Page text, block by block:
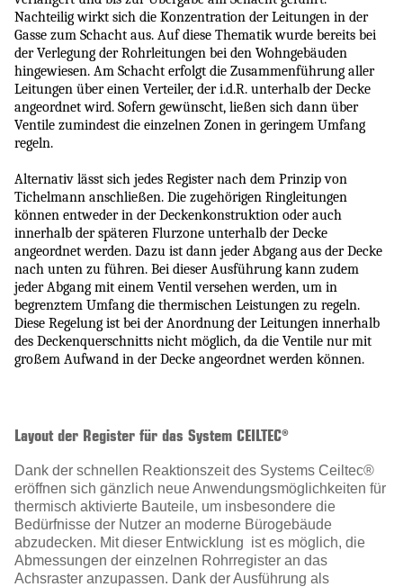
Nachteilig wirkt sich die Konzentration der Leitungen in der
Gasse zum Schacht aus. Auf diese Thematik wurde bereits bei
der Verlegung der Rohrleitungen bei den Wohngebäuden
hingewiesen. Am Schacht erfolgt die Zusammenführung aller
Leitungen über einen Verteiler, der i.d.R. unterhalb der Decke
angeordnet wird. Sofern gewünscht, ließen sich dann über
Ventile zumindest die einzelnen Zonen in geringem Umfang
regeln.
Alternativ lässt sich jedes Register nach dem Prinzip von
Tichelmann anschließen. Die zugehörigen Ringleitungen
können entweder in der Deckenkonstruktion oder auch
innerhalb der späteren Flurzone unterhalb der Decke
angeordnet werden. Dazu ist dann jeder Abgang aus der Decke
nach unten zu führen. Bei dieser Ausführung kann zudem
jeder Abgang mit einem Ventil versehen werden, um in
begrenztem Umfang die thermischen Leistungen zu regeln.
Diese Regelung ist bei der Anordnung der Leitungen innerhalb
des Deckenquerschnitts nicht möglich, da die Ventile nur mit
großem Aufwand in der Decke angeordnet werden können.
Layout der Register für das System CEILTEC®
Dank der schnellen Reaktionszeit des Systems Ceiltec®
eröffnen sich gänzlich neue Anwendungsmöglichkeiten für
thermisch aktivierte Bauteile, um insbesondere die
Bedürfnisse der Nutzer an moderne Bürogebäude
abzudecken. Mit dieser Entwicklung ist es möglich, die
Abmessungen der einzelnen Rohrregister an das
Achsraster anzupassen. Dank der Ausführung als